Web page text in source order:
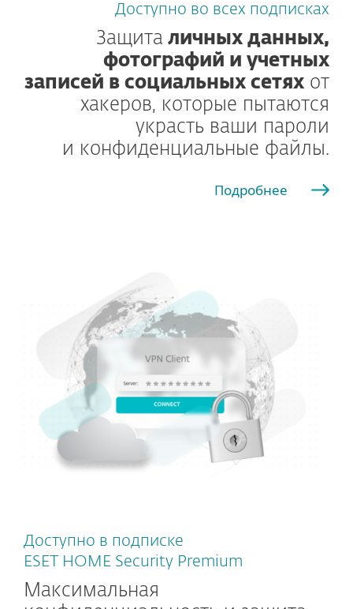
Доступно во всех подписках
Защита личных данных,
фотографий и учетных
записей в социальных сетях от
хакеров, которые пытаются
украсть ваши пароли
и конфиденциальные файлы.
Подробнее
Доступно в подписке
ESET HOME Security Premium
Максимальная